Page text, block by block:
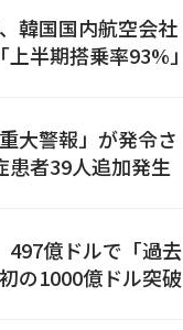
韓国国内航空会社
半期搭乗率93%」
大警報」が発令さ
患者39人追加発生
497億ドルで「過去
の1000億ドル突破